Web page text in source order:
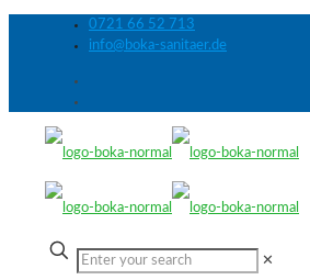
0721 66 52 713
info@boka-sanitaer.de
✕